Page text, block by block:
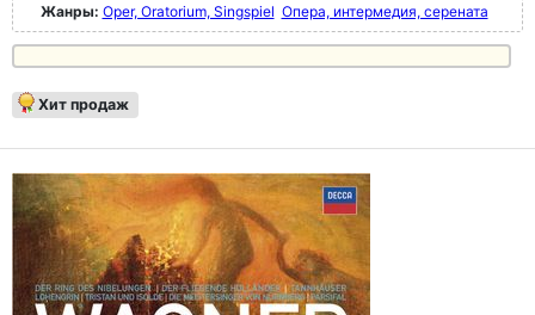
Жанры: Oper, Oratorium, Singspiel Опера, интермедия, серената
Хит продаж